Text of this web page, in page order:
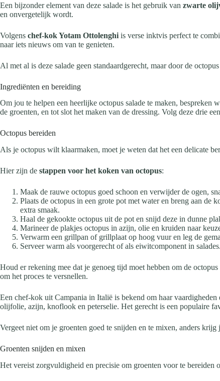
Een bijzonder element van deze salade is het gebruik van zwarte
en onvergetelijk wordt.
Volgens chef-kok Yotam Ottolenghi is verse inktvis perfect te
naar iets nieuws om van te genieten.
Al met al is deze salade geen standaardgerecht, maar door de
Ingrediënten en bereiding
Om jou te helpen een heerlijke octopus salade te maken, bespreken
de groenten, en tot slot het maken van de dressing. Volg deze drie
Octopus bereiden
Als je octopus wilt klaarmaken, moet je weten dat het een delicate
Hier zijn de stappen voor het koken van octopus:
Maak de rauwe octopus goed schoon en verwijder de ogen,
Plaats de octopus in een grote pot met water en breng aan
extra smaak.
Haal de gekookte octopus uit de pot en snijd deze in dunne
Marineer de plakjes octopus in azijn, olie en kruiden naar
Verwarm een grillpan of grillplaat op hoog vuur en leg de
Serveer warm als voorgerecht of als eiwitcomponent in salades.
Houd er rekening mee dat je genoeg tijd moet hebben om de
om het proces te versnellen.
Een chef-kok uit Campania in Italië is bekend om haar
olijfolie, azijn, knoflook en peterselie. Het gerecht is een populaire
Vergeet niet om je groenten goed te snijden en te mixen, anders
Groenten snijden en mixen
Het vereist zorgvuldigheid en precisie om groenten voor te